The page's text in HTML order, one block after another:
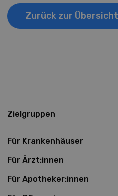
Zurück zur Übersicht
Zielgruppen
Für Krankenhäuser
Für Ärzt:innen
Für Apotheker:innen